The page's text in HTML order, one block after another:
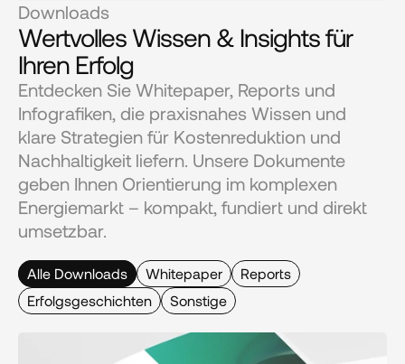
Downloads
Wertvolles Wissen & Insights für
Ihren Erfolg
Entdecken Sie Whitepaper, Reports und
Infografiken, die praxisnahes Wissen und
klare Strategien für Kostenreduktion und
Nachhaltigkeit liefern. Unsere Dokumente
geben Ihnen Orientierung im komplexen
Energiemarkt – kompakt, fundiert und direkt
umsetzbar.
Alle Downloads Whitepaper
Reports
Erfolgsgeschichten
Sonstige